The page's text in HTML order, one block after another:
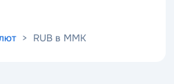
> RUB в MMK